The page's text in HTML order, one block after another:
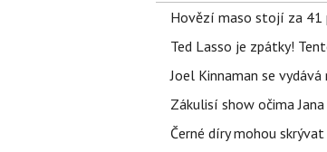
Hovězí maso stojí za 41
Ted Lasso je zpátky!
Joel Kinnaman se
Zákulisí show očima
Černé díry mohou